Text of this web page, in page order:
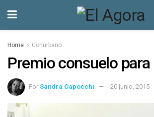
Home Conurbano
Premio consuelo para
Por Sandra Capocchi 20 junio, 2015